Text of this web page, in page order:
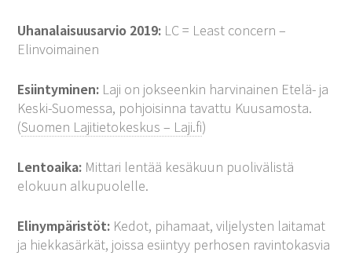
Uhanalaisuusarvio 2019: LC = Least concern –
Elinvoimainen
Esiintyminen: Laji on jokseenkin harvinainen Etelä- ja
Keski-Suomessa, pohjoisinna tavattu Kuusamosta.
(Suomen Lajitietokeskus – Laji.fi)
Lentoaika: Mittari lentää kesäkuun puolivälistä
elokuun alkupuolelle.
Elinympäristöt: Kedot, pihamaat, viljelysten laitamat
ja hiekkasärkät, joissa esiintyy perhosen ravintokasvia